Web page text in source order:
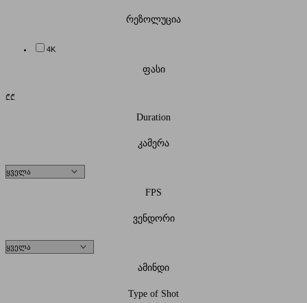
რეზოლუცია
4K
ფასი
₾₾
Duration
კამერა
FPS
ვენდორი
ამინდი
Type of Shot